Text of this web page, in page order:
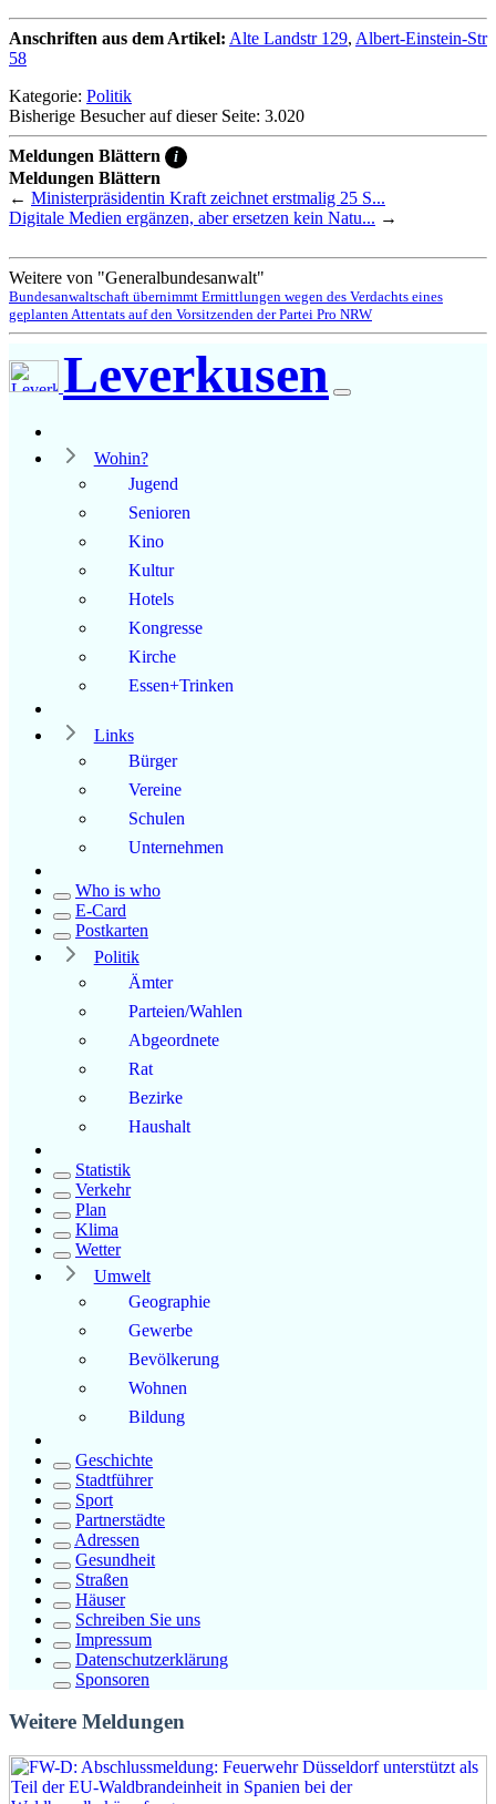
Anschriften aus dem Artikel: Alte Landstr 129, Albert-Einstein-Str
58
Kategorie: Politik
Bisherige Besucher auf dieser Seite: 3.020
Meldungen Blättern i
Meldungen Blättern
← Ministerpräsidentin Kraft zeichnet erstmalig 25 S...
Digitale Medien ergänzen, aber ersetzen kein Natu... →
Weitere von "Generalbundesanwalt"
Bundesanwaltschaft übernimmt Ermittlungen wegen des Verdachts eines
geplanten Attentats auf den Vorsitzenden der Partei Pro NRW
Leverkusen
Wohin?
Jugend
Senioren
Kino
Kultur
Hotels
Kongresse
Kirche
Essen+Trinken
Links
Bürger
Vereine
Schulen
Unternehmen
Who is who
E-Card
Postkarten
Politik
Ämter
Parteien/Wahlen
Abgeordnete
Rat
Bezirke
Haushalt
Statistik
Verkehr
Plan
Klima
Wetter
Umwelt
Geographie
Gewerbe
Bevölkerung
Wohnen
Bildung
Geschichte
Stadtführer
Sport
Partnerstädte
Adressen
Gesundheit
Straßen
Häuser
Schreiben Sie uns
Impressum
Datenschutzerklärung
Sponsoren
Weitere Meldungen